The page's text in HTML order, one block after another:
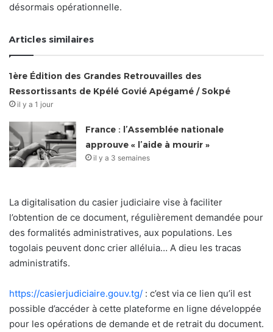
désormais opérationnelle.
Articles similaires
1ère Édition des Grandes Retrouvailles des
Ressortissants de Kpélé Govié Apégamé / Sokpé
il y a 1 jour
France : l’Assemblée nationale
approuve « l’aide à mourir »
il y a 3 semaines
La digitalisation du casier judiciaire vise à faciliter
l’obtention de ce document, régulièrement demandée pour
des formalités administratives, aux populations. Les
togolais peuvent donc crier alléluia… A dieu les tracas
administratifs.
https://casierjudiciaire.gouv.tg/ : c’est via ce lien qu’il est
possible d’accéder à cette plateforme en ligne développée
pour les opérations de demande et de retrait du document.